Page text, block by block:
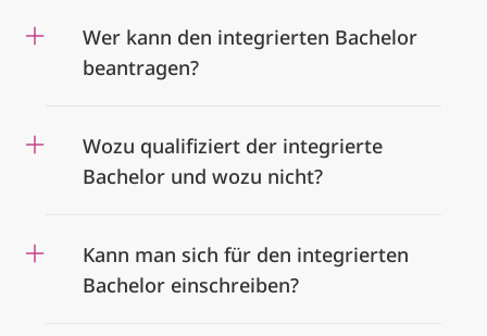
Wer kann den integrierten Bachelor
beantragen?
Wozu qualifiziert der integrierte
Bachelor und wozu nicht?
Kann man sich für den integrierten
Bachelor einschreiben?